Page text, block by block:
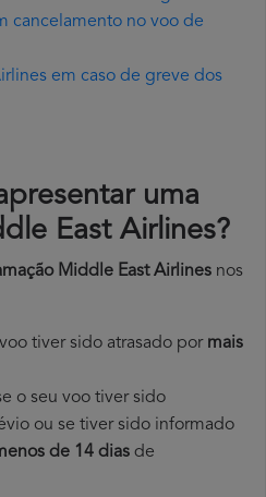
cancelamento no voo de
em caso de greve dos
uma
East Airlines?
Middle East Airlines nos
tiver sido atrasado por mais
o seu voo tiver sido
ou se tiver sido informado
de 14 dias de